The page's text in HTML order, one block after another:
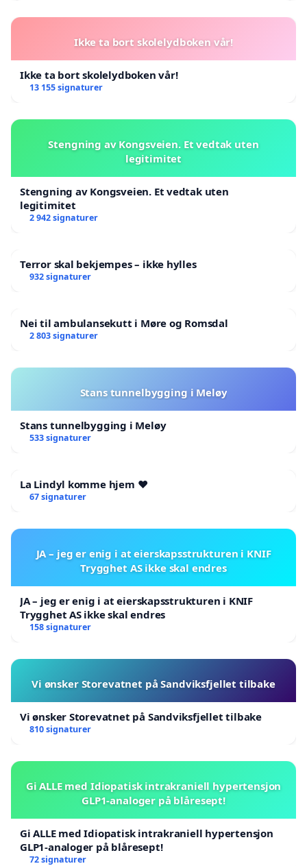
Ikke ta bort skolelydboken vår!
Ikke ta bort skolelydboken vår!
13 155 signaturer
Stengning av Kongsveien. Et vedtak uten
legitimitet
Stengning av Kongsveien. Et vedtak uten
legitimitet
2 942 signaturer
Terror skal bekjempes – ikke hylles
932 signaturer
Nei til ambulansekutt i Møre og Romsdal
2 803 signaturer
Stans tunnelbygging i Meløy
Stans tunnelbygging i Meløy
533 signaturer
La Lindyl komme hjem ❤️
67 signaturer
JA – jeg er enig i at eierskapsstrukturen i KNIF
Trygghet AS ikke skal endres
JA – jeg er enig i at eierskapsstrukturen i KNIF
Trygghet AS ikke skal endres
158 signaturer
Vi ønsker Storevatnet på Sandviksfjellet tilbake
Vi ønsker Storevatnet på Sandviksfjellet tilbake
810 signaturer
Gi ALLE med Idiopatisk intrakraniell hypertensjon
GLP1-analoger på blåresept!
Gi ALLE med Idiopatisk intrakraniell hypertensjon
GLP1-analoger på blåresept!
72 signaturer